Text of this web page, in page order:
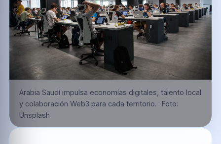
Arabia Saudí impulsa economías digitales, talento local
y colaboración Web3 para cada territorio. · Foto:
Unsplash